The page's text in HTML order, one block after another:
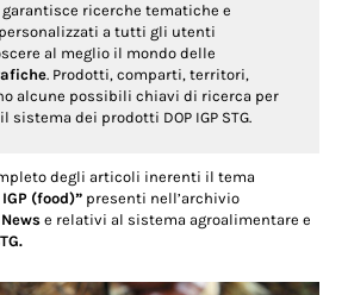
ricerche tematiche e
a tutti gli utenti
al meglio il mondo delle
. Prodotti, comparti, territori,
alcune possibili chiavi di ricerca per
sistema dei prodotti DOP IGP STG.
degli articoli inerenti il tema
(food)” presenti nell’archivio
e relativi al sistema agroalimentare e